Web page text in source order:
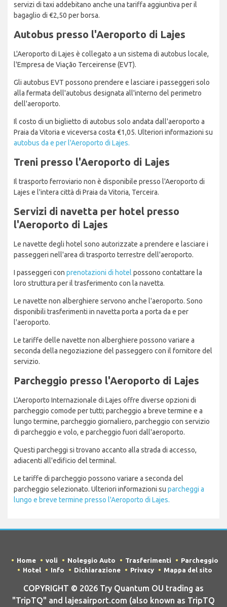
servizi di taxi addebitano anche una tariffa aggiuntiva per il
bagaglio di €2,50 per borsa.
Autobus presso l'Aeroporto di Lajes
L'Aeroporto di Lajes è collegato a un sistema di autobus locale,
l'Empresa de Viação Terceirense (EVT).
Gli autobus EVT possono prendere e lasciare i passeggeri solo
alla fermata dell'autobus designata all'interno del perimetro
dell'aeroporto.
Il costo di un biglietto di autobus solo andata dall'aeroporto a
Praia da Vitoria e viceversa costa €1,05. Ulteriori informazioni su
autobus da e per l'Aeroporto di Lajes.
Treni presso l'Aeroporto di Lajes
Il trasporto ferroviario non è disponibile presso l'Aeroporto di
Lajes e l'intera città di Praia da Vitoria, Terceira.
Servizi di navetta per hotel presso
l'Aeroporto di Lajes
Le navette degli hotel sono autorizzate a prendere e lasciare i
passeggeri nell'area di trasporto terrestre dell'aeroporto.
I passeggeri con prenotazioni di hotel possono contattare la
loro struttura per il trasferimento con la navetta.
Le navette non alberghiere servono anche l'aeroporto. Sono
disponibili trasferimenti in navetta porta a porta da e per
l'aeroporto.
Le tariffe delle navette non alberghiere possono variare a
seconda della negoziazione del passeggero con il fornitore del
servizio.
Parcheggio presso l'Aeroporto di Lajes
L'Aeroporto Internazionale di Lajes offre diverse opzioni di
parcheggio comode per tutti; parcheggio a breve termine e a
lungo termine, parcheggio giornaliero, parcheggio con servizio
di parcheggio e volo, e parcheggio fuori dall'aeroporto.
Questi parcheggi si trovano accanto alla strada di accesso,
adiacenti all'edificio del terminal.
Le tariffe di parcheggio possono variare a seconda del
parcheggio selezionato. Ulteriori informazioni su parcheggi a
lungo e breve termine presso l'Aeroporto di Lajes.
Home voli Noleggio Auto Trasferimenti
Parcheggio
Hotel
Info Dichiarazione Privacy Mappa del sito
COPYRIGHT © 2026 Try Quantum OU trading as
"TripTQ" and lajesairport.com (also known as TripTQ